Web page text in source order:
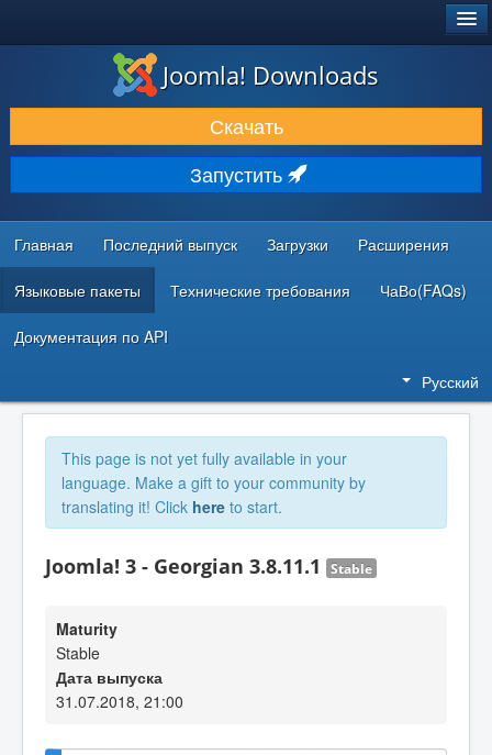
ЗАГРУЗКИ И РАСШИРЕНИЯ
ДОКУМЕНТАЦИЯ И ОБУЧЕНИЕ
СООБЩЕСТВО И ПОДДЕРЖКА
РЕСУРСЫ ДЛЯ РАЗРАБОТЧИКОВ
Joomla! Downloads
Скачать
Запустить
Главная Последний выпуск Загрузки Расширения
Языковые пакеты Технические требования ЧаВо(FAQs)
Документация по API
Русский
This page is not yet fully available in your
language. Make a gift to your community by
translating it! Click here to start.
Joomla! 3 - Georgian 3.8.11.1 Stable
Maturity
Stable
Дата выпуска
31.07.2018, 21:00